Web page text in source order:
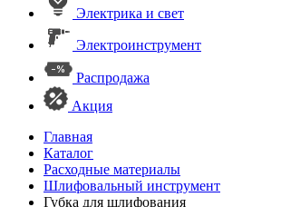
Электрика и свет
Электроинструмент
Распродажа
Акция
Главная
Каталог
Расходные материалы
Шлифовальный инструмент
Губка для шлифования